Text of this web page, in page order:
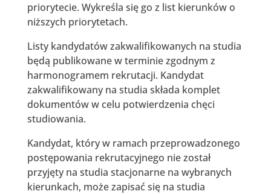
priorytecie. Wykreśla się go z list kierunków o
niższych priorytetach.
Listy kandydatów zakwalifikowanych na studia
będą publikowane w terminie zgodnym z
harmonogramem rekrutacji. Kandydat
zakwalifikowany na studia składa komplet
dokumentów w celu potwierdzenia chęci
studiowania.
Kandydat, który w ramach przeprowadzonego
postępowania rekrutacyjnego nie został
przyjęty na studia stacjonarne na wybranych
kierunkach, może zapisać się na studia